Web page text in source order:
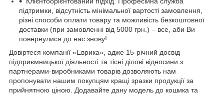
підтримки, відсутність мінімальної вартості замовлення,
різні способи оплати товару та можливість безкоштовної
доставки (при замовленні від 5000 грн.) – все, аби Ви
повернулися до нас знову!
Довіртеся компанії «Еврика», адже 15-річний досвід
підприємницької діяльності та тісні ділові відносини з
партнерами-виробниками товарів дозволяють нам
пропонувати нашим покупцям кращі зразки продукції за
прийнятною ціною. Додавайте дану модель до кошика та